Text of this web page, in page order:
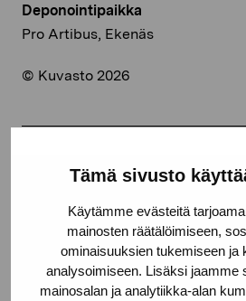
Tämä sivusto
Käytämme evästeitä
mainosten räätälöimiseen,
ominaisuuksien tukemiseen ja
analysoimiseen. Lisäksi jaamme
mainosalan ja analytiikka-alan
Deponointipaikka
Pro Artibus, Ekenäs
© Kuvasto 2026
Linkedin